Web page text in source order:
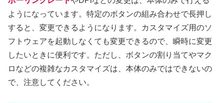
ようになっています。特定のボタンの組み合わせで長押し
すると、変更できるようになります。カスタマイズ用のソ
フトウェアを起動しなくても変更できるので、瞬時に変更
したいときに便利です。ただし、ボタンの割り当てやマク
ロなどの複雑なカスタマイズは、本体のみではできないの
で、注意してください。